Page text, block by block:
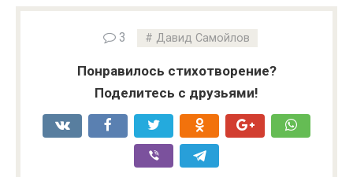
3 Давид Самойлов
Понравилось стихотворение?
Поделитесь с друзьями!